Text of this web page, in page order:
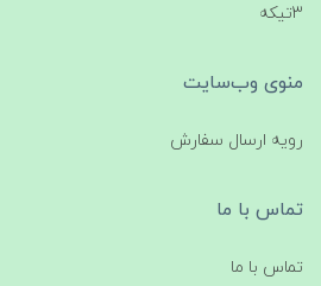
3تیکه
منوی وب‌سایت
رویه ارسال سفارش
تماس با ما
تماس با ما